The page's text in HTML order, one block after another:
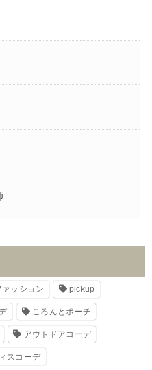
ッション pickup
ころんとポーチ
アウトドアコーデ
スコーデ